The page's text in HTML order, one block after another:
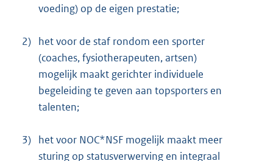
voeding) op de eigen prestatie;
2) het voor de staf rondom een sporter
(coaches, fysiotherapeuten, artsen)
mogelijk maakt gerichter individuele
begeleiding te geven aan topsporters en
talenten;
3) het voor NOC*NSF mogelijk maakt meer
sturing op statusverwerving en integraal